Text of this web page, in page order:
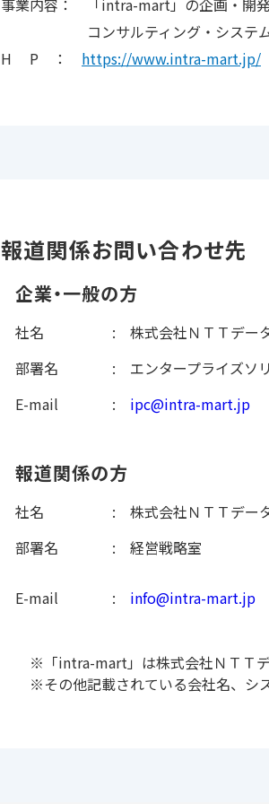
事業内容： 「intra-mart」の企画・開
コンサルティング・システム開
H P ： https://www.intra-mart.jp/
報道関係お問い合わせ先
企業・一般の方
社名
株式会社ＮＴＴデー
部署名
エンタープライズソ
E-mail
ipc@intra-mart.jp
報道関係の方
社名
株式会社ＮＴＴデー
部署名
経営戦略室
E-mail info@intra-mart.jp
※「intra-mart」は株式会社ＮＴＴデ
※その他記載されている会社名、シ